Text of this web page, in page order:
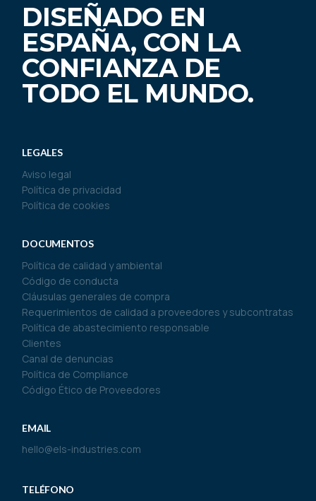
DISEÑADO EN
ESPAÑA, CON LA
CONFIANZA DE
TODO EL MUNDO.
LEGALES
Aviso legal
Política de privacidad
Política de cookies
DOCUMENTOS
Política de calidad y ambiental
Código de conducta
Cláusulas generales de compra
Requerimientos de calidad a proveedores y subcontratas
Política de abastecimiento responsable
Clientes
Canal de denuncias
Política de Compliance
Código Ético de Proveedores
EMAIL
hello@els-industries.com
TELÉFONO